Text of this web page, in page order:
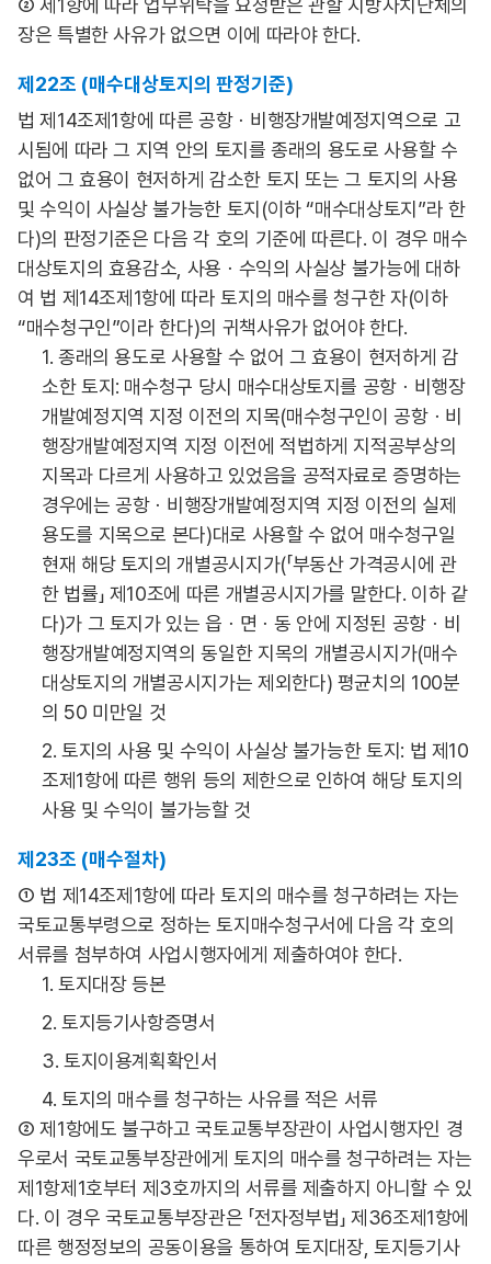
② 제1항에 따라 업무위탁을 요청받은 관할 지방자치단체의
장은 특별한 사유가 없으면 이에 따라야 한다.
제22조 (매수대상토지의 판정기준)
법 제14조제1항에 따른 공항ㆍ비행장개발예정지역으로 고
시됨에 따라 그 지역 안의 토지를 종래의 용도로 사용할 수
없어 그 효용이 현저하게 감소한 토지 또는 그 토지의 사용
및 수익이 사실상 불가능한 토지(이하 “매수대상토지”라 한
다)의 판정기준은 다음 각 호의 기준에 따른다. 이 경우 매수
대상토지의 효용감소, 사용ㆍ수익의 사실상 불가능에 대하
여 법 제14조제1항에 따라 토지의 매수를 청구한 자(이하
“매수청구인”이라 한다)의 귀책사유가 없어야 한다.
1. 종래의 용도로 사용할 수 없어 그 효용이 현저하게 감
소한 토지: 매수청구 당시 매수대상토지를 공항ㆍ비행장
개발예정지역 지정 이전의 지목(매수청구인이 공항ㆍ비
행장개발예정지역 지정 이전에 적법하게 지적공부상의
지목과 다르게 사용하고 있었음을 공적자료로 증명하는
경우에는 공항ㆍ비행장개발예정지역 지정 이전의 실제
용도를 지목으로 본다)대로 사용할 수 없어 매수청구일
현재 해당 토지의 개별공시지가(「부동산 가격공시에 관
한 법률」 제10조에 따른 개별공시지가를 말한다. 이하 같
다)가 그 토지가 있는 읍ㆍ면ㆍ동 안에 지정된 공항ㆍ비
행장개발예정지역의 동일한 지목의 개별공시지가(매수
대상토지의 개별공시지가는 제외한다) 평균치의 100분
의 50 미만일 것
2. 토지의 사용 및 수익이 사실상 불가능한 토지: 법 제10
조제1항에 따른 행위 등의 제한으로 인하여 해당 토지의
사용 및 수익이 불가능할 것
제23조 (매수절차)
① 법 제14조제1항에 따라 토지의 매수를 청구하려는 자는
국토교통부령으로 정하는 토지매수청구서에 다음 각 호의
서류를 첨부하여 사업시행자에게 제출하여야 한다.
1. 토지대장 등본
2. 토지등기사항증명서
3. 토지이용계획확인서
4. 토지의 매수를 청구하는 사유를 적은 서류
② 제1항에도 불구하고 국토교통부장관이 사업시행자인 경
우로서 국토교통부장관에게 토지의 매수를 청구하려는 자는
제1항제1호부터 제3호까지의 서류를 제출하지 아니할 수 있
다. 이 경우 국토교통부장관은 「전자정부법」 제36조제1항에
따른 행정정보의 공동이용을 통하여 토지대장, 토지등기사